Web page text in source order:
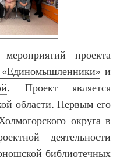
проекта
и
. Проект является
области. Первым его
округа в
деятельности
библиотечных